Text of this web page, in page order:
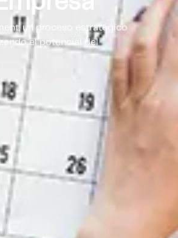
un proceso estratégico
el potencial del